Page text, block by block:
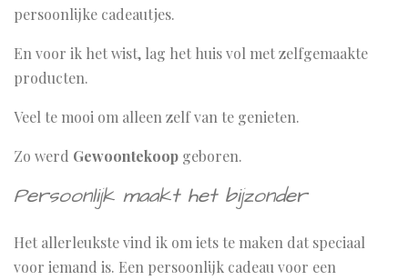
persoonlijke cadeautjes.
En voor ik het wist, lag het huis vol met zelfgemaakte
producten.
Veel te mooi om alleen zelf van te genieten.
Zo werd Gewoontekoop geboren.
Persoonlijk maakt het bijzonder
Het allerleukste vind ik om iets te maken dat speciaal
voor iemand is. Een persoonlijk cadeau voor een